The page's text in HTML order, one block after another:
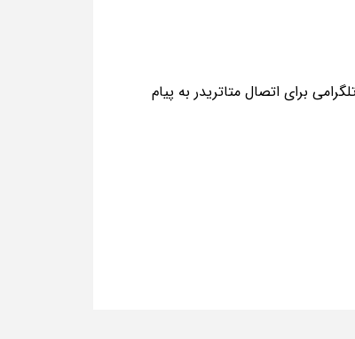
برای اتصال متاتریدر به پیام